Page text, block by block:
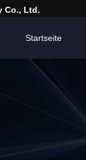
Co., Ltd.
Startseite